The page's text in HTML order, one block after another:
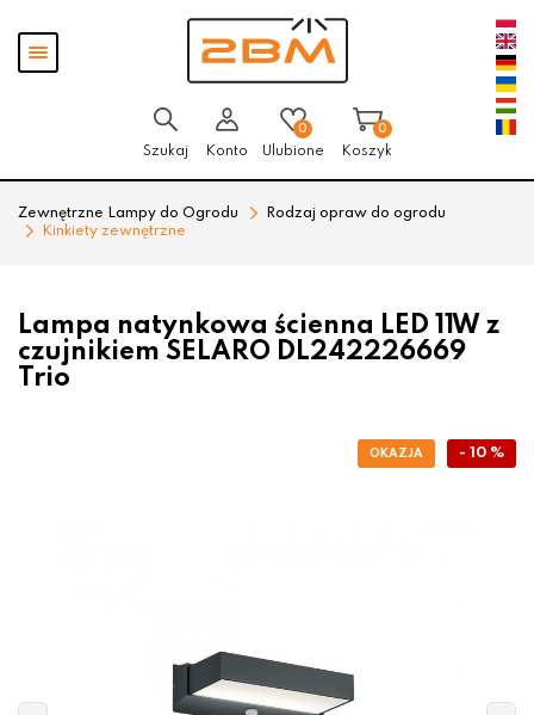
Pokaż
menu
Szukaj Konto
0
Ulubione
0
Koszyk
Zewnętrzne Lampy do Ogrodu
Rodzaj opraw do ogrodu
Kinkiety zewnętrzne
Lampa natynkowa ścienna LED 11W z
czujnikiem SELARO DL242226669
Trio
- 10 %